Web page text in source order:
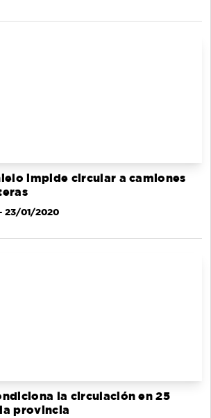
impide circular a camiones
23/01/2020
la circulación en 25
provincia